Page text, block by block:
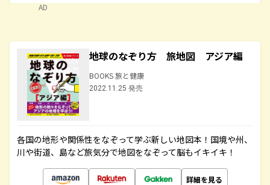
AD
地球のなぞり方 旅地図 アジア編
BOOKS 旅と健康
2022.11.25 発売
各国の地形や関係性をなぞって学ぶ新しい地図本！国境や州、
川や街道、島など旅気分で地図をなぞって脳もイキイキ！
詳細を見る